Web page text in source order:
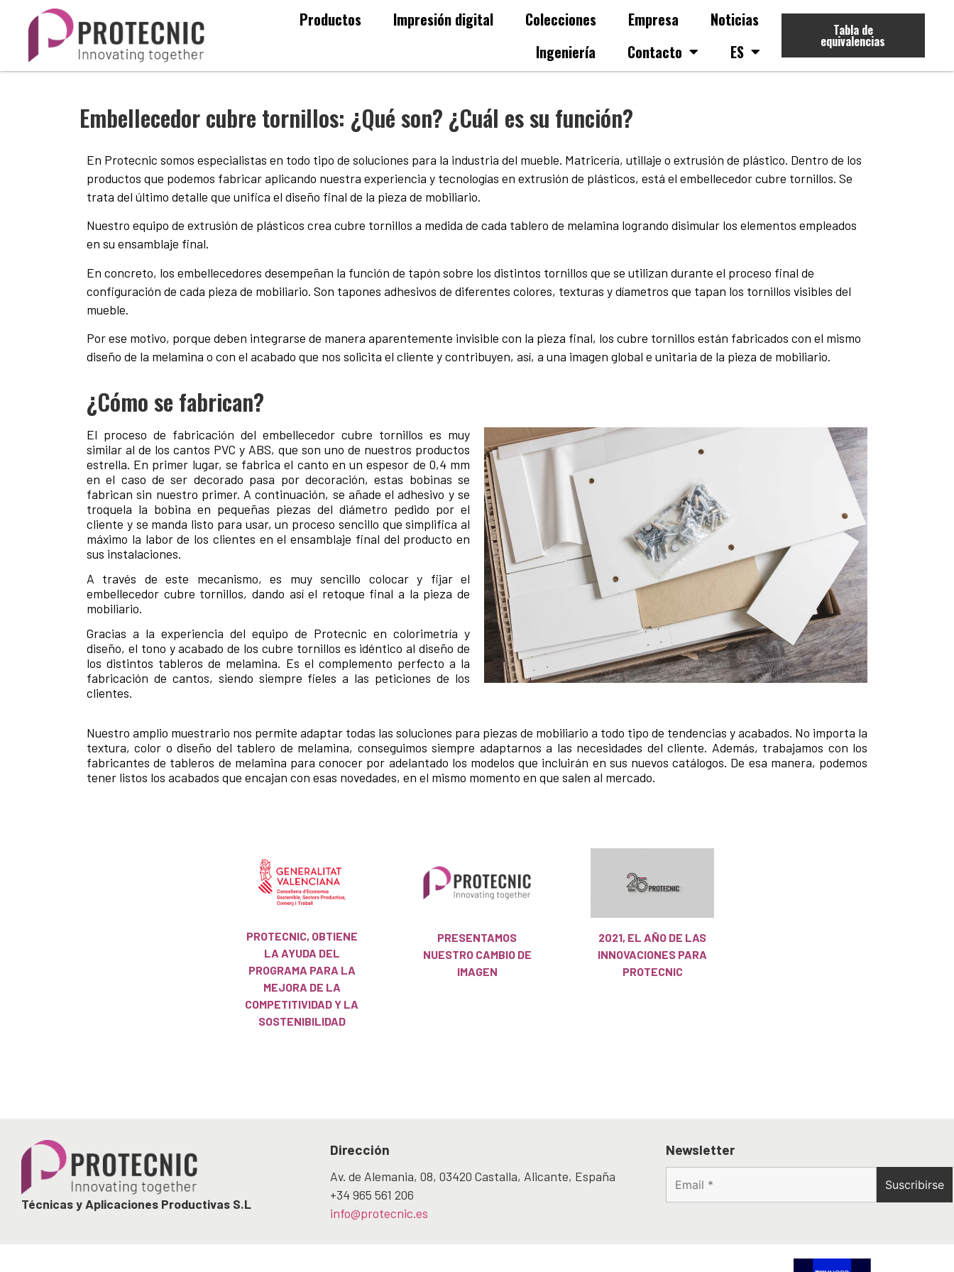
Productos Impresión digital Colecciones Empresa
Noticias
Ingeniería
Contacto ES
Tabla de
equivalencias
Embellecedor cubre tornillos: ¿Qué son? ¿Cuál es su función?
En Protecnic somos especialistas en todo tipo de soluciones para la industria del mueble. Matricería, utillaje o extrusión de plástico. Dentro de los
productos que podemos fabricar aplicando nuestra experiencia y tecnologías en extrusión de plásticos, está el embellecedor cubre tornillos. Se
trata del último detalle que unifica el diseño final de la pieza de mobiliario.
Nuestro equipo de extrusión de plásticos crea cubre tornillos a medida de cada tablero de melamina logrando disimular los elementos empleados
en su ensamblaje final.
En concreto, los embellecedores desempeñan la función de tapón sobre los distintos tornillos que se utilizan durante el proceso final de
configuración de cada pieza de mobiliario. Son tapones adhesivos de diferentes colores, texturas y díametros que tapan los tornillos visibles del
mueble.
Por ese motivo, porque deben integrarse de manera aparentemente invisible con la pieza final, los cubre tornillos están fabricados con el mismo
diseño de la melamina o con el acabado que nos solicita el cliente y contribuyen, así, a una imagen global e unitaria de la pieza de mobiliario.
¿Cómo se fabrican?
El proceso de fabricación del embellecedor cubre tornillos es muy
similar al de los cantos PVC y ABS, que son uno de nuestros productos
estrella. En primer lugar, se fabrica el canto en un espesor de 0,4 mm
en el caso de ser decorado pasa por decoración, estas bobinas se
fabrican sin nuestro primer. A continuación, se añade el adhesivo y se
troquela la bobina en pequeñas piezas del diámetro pedido por el
cliente y se manda listo para usar, un proceso sencillo que simplifica al
máximo la labor de los clientes en el ensamblaje final del producto en
sus instalaciones.
A través de este mecanismo, es muy sencillo colocar y fijar el
embellecedor cubre tornillos, dando así el retoque final a la pieza de
mobiliario.
Gracias a la experiencia del equipo de Protecnic en colorimetría y
diseño, el tono y acabado de los cubre tornillos es idéntico al diseño de
los distintos tableros de melamina. Es el complemento perfecto a la
fabricación de cantos, siendo siempre fieles a las peticiones de los
clientes.
Nuestro amplio muestrario nos permite adaptar todas las soluciones para piezas de mobiliario a todo tipo de tendencias y acabados. No importa la
textura, color o diseño del tablero de melamina, conseguimos siempre adaptarnos a las necesidades del cliente. Además, trabajamos con los
fabricantes de tableros de melamina para conocer por adelantado los modelos que incluirán en sus nuevos catálogos. De esa manera, podemos
tener listos los acabados que encajan con esas novedades, en el mismo momento en que salen al mercado.
PROTECNIC, OBTIENE
LA AYUDA DEL
PROGRAMA PARA LA
MEJORA DE LA
COMPETITIVIDAD Y LA
SOSTENIBILIDAD
PRESENTAMOS
NUESTRO CAMBIO DE
IMAGEN
2021, EL AÑO DE LAS
INNOVACIONES PARA
PROTECNIC
Técnicas y Aplicaciones Productivas S.L
Dirección
Av. de Alemania, 08, 03420 Castalla, Alicante, España
+34 965 561 206
info@protecnic.es
Newsletter